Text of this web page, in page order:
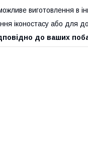
виготовлення в
іконостасу або для
до ваших